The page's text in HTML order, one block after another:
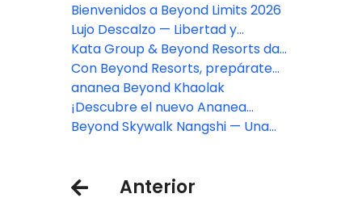
comer, comprar y ver en el
mercado más vibrante de Phuket
Bienvenidos a Beyond Limits 2026
Lujo Descalzo — Libertad y
Elegancia a la Orilla del Mar
Kata Group & Beyond Resorts dan
la bienvenida a la 37.ª Regata
Phuket King’s Cup por todo lo alto
Con Beyond Resorts, prepárate
para Tailandia: un viaje donde los
sabores serán tu guía.
ananea Beyond Khaolak
¡Descubre el nuevo Ananea
Beyond Khaolak!
Beyond Skywalk Nangshi — Una
Anterior